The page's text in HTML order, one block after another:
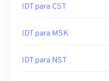
IDT para CST
IDT para MSK
IDT para NST